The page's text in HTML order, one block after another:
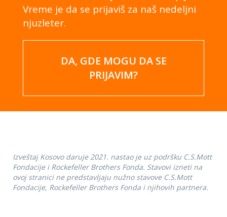
Vreme je da se prijaviš za naš nedeljni
njuzleter.
DA, GDE MOGU DA SE
PRIJAVIM?
Izveštaj Kosovo daruje 2021. nastao je uz podršku C.S.Mott
Fondacije i Rockefeller Brothers Fonda. Stavovi izneti na
ovoj stranici ne predstavljaju nužno stavove C.S.Mott
Fondacije, Rockefeller Brothers Fonda i njihovih partnera.